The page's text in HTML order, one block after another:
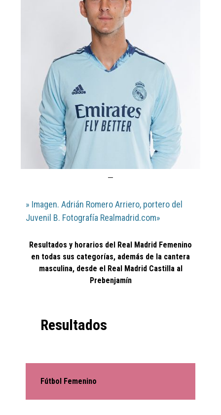
» Imagen. Adrián Romero Arriero, portero del
Juvenil B. Fotografía Realmadrid.com»
Resultados y horarios del Real Madrid Femenino
en todas sus categorías, además de la cantera
masculina, desde el Real Madrid Castilla al
Prebenjamín
Resultados
Fútbol Femenino